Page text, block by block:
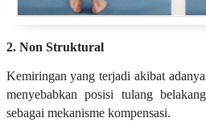
2. Non Struktural
Kemiringan yang terjadi akibat
menyebabkan posisi tulang
sebagai mekanisme kompensasi.